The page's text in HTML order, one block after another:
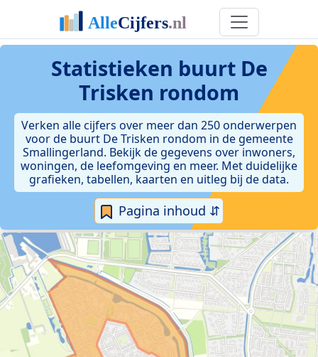
Statistieken buurt De
Trisken rondom
Verken alle cijfers over meer dan 250 onderwerpen
voor de buurt De Trisken rondom in de gemeente
Smallingerland. Bekijk de gegevens over inwoners,
woningen, de leefomgeving en meer. Met duidelijke
grafieken, tabellen, kaarten en uitleg bij de data.
Pagina inhoud ⇵